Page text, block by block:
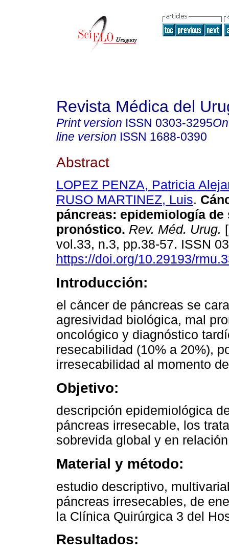
Revista Médica del
Print version ISSN 0303-3295
line version ISSN 1688-0390
Abstract
LOPEZ PENZA, Patricia
RUSO MARTINEZ, Luis.
páncreas: epidemiología de
pronóstico. Rev. Méd. Urug.
vol.33, n.3, pp.38-57. ISSN
https://doi.org/10.29193/
Introducción:
el cáncer de páncreas se
agresividad biológica, mal
oncológico y diagnóstico
resecabilidad (10% a 20%),
irresecabilidad al momento
Objetivo:
descripción epidemiológica
páncreas irresecable, los
sobrevida global y en
Material y método:
estudio descriptivo,
páncreas irresecables, de
la Clínica Quirúrgica 3 del
Resultados: